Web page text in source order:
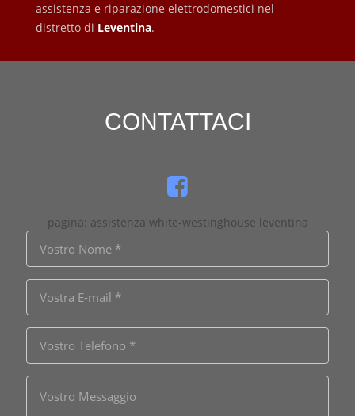
assistenza e riparazione elettrodomestici nel
distretto di Leventina.
CONTATTACI
pagina: assistenza white-westinghouse leventina